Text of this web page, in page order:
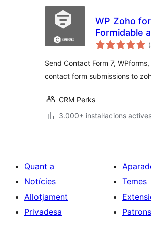
WP Zoho
Formidable
Send Contact Form 7,
contact form submissions to
CRM Perks
3.000+ instal·lacions
Quant a
Notícies
Allotjament
Privadesa
Temes
Patrons